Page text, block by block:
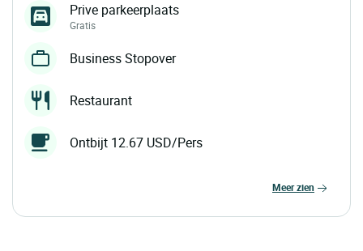
Prive parkeerplaats
Gratis
Business Stopover
Restaurant
Ontbijt 12.67 USD/Pers
meer zien